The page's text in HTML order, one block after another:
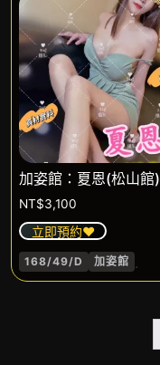
加姿館：夏恩(松山館)
NT$3,100
立即預約❤️
168/49/D 加姿館 .